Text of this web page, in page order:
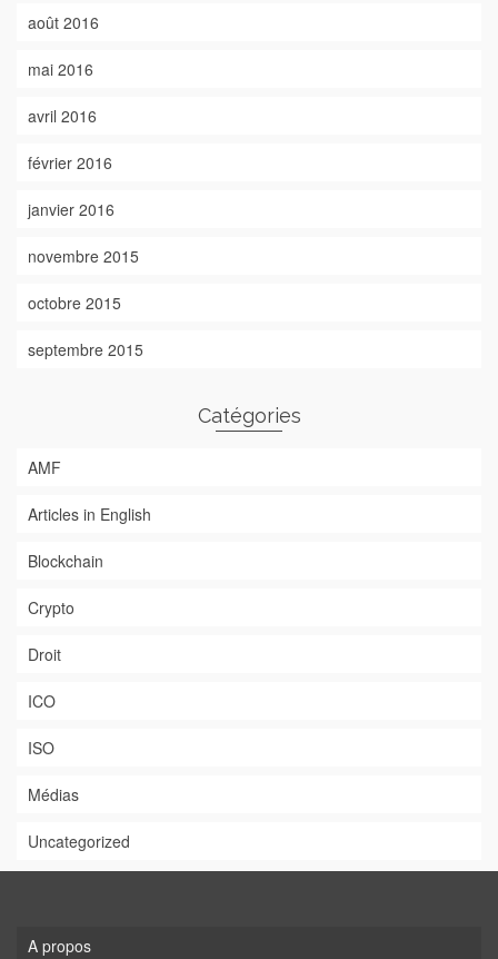
août 2016
mai 2016
avril 2016
février 2016
janvier 2016
novembre 2015
octobre 2015
septembre 2015
Catégories
AMF
Articles in English
Blockchain
Crypto
Droit
ICO
ISO
Médias
Uncategorized
A propos